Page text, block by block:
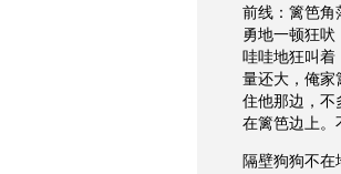
前线：篱笆角
勇地一顿狂吠
哇哇地狂叫着
量还大，俺家
住他那边，不
在篱笆边上。
隔壁狗狗不